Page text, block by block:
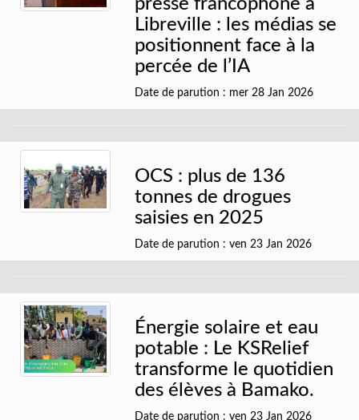
presse francophone à
Libreville : les médias se
positionnent face à la
percée de l’IA
Date de parution : mer 28 Jan 2026
OCS : plus de 136
tonnes de drogues
saisies en 2025
Date de parution : ven 23 Jan 2026
Énergie solaire et eau
potable : Le KSRelief
transforme le quotidien
des élèves à Bamako.
Date de parution : ven 23 Jan 2026